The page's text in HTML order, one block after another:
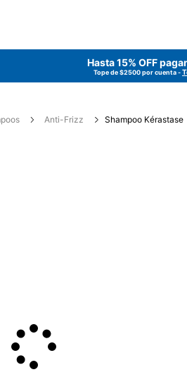
Hasta 15% OFF
Tope de $2500 por cuenta -
Anti-Frizz Shampoo Kérastase